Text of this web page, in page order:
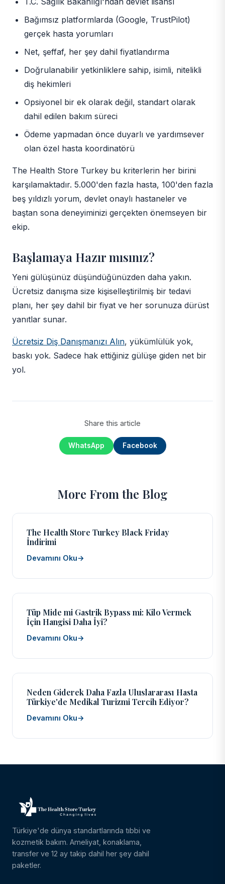
Bağımsız platformlarda (Google, TrustPilot)
gerçek hasta yorumları
Net, şeffaf, her şey dahil fiyatlandırma
Doğrulanabilir yetkinliklere sahip, isimli, nitelikli
diş hekimleri
Opsiyonel bir ek olarak değil, standart olarak
dahil edilen bakım süreci
Ödeme yapmadan önce duyarlı ve yardımsever
olan özel hasta koordinatörü
The Health Store Turkey bu kriterlerin her birini
karşılamaktadır. 5.000'den fazla hasta, 100'den fazla
beş yıldızlı yorum, devlet onaylı hastaneler ve
baştan sona deneyiminizi gerçekten önemseyen bir
ekip.
Başlamaya Hazır mısınız?
Yeni gülüşünüz düşündüğünüzden daha yakın.
Ücretsiz danışma size kişiselleştirilmiş bir tedavi
planı, her şey dahil bir fiyat ve her sorunuza dürüst
yanıtlar sunar.
Ücretsiz Diş Danışmanızı Alın, yükümlülük yok,
baskı yok. Sadece hak ettiğiniz gülüşe giden net bir
yol.
Share this article
WhatsApp Facebook
More From the Blog
The Health Store Turkey Black Friday
İndirimi
Devamını Oku→
Tüp Mide mi Gastrik Bypass mi: Kilo Vermek
İçin Hangisi Daha İyi?
Devamını Oku→
Neden Giderek Daha Fazla Uluslararası Hasta
Türkiye'de Medikal Turizmi Tercih Ediyor?
Devamını Oku→
Türkiye'de dünya standartlarında tıbbi ve
kozmetik bakım. Ameliyat, konaklama,
transfer ve 12 ay takip dahil her şey dahil
paketler.